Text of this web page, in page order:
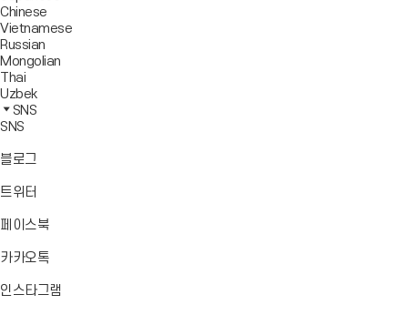
동
열
기
Chinese
Vietnamese
Russian
Mongolian
Thai
Uzbek
SNS
SNS
블로그
트위터
가
페이스북바
가
카카오톡바
가
인스타그램